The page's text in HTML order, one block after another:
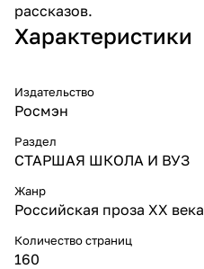
рассказов.
Характеристики
Издательство
Росмэн
Раздел
СТАРШАЯ ШКОЛА И ВУЗ
Жанр
Российская проза ХХ века
Количество страниц
160